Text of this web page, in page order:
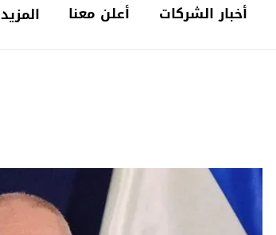
أخبار الشركات أعلن معنا المزيد